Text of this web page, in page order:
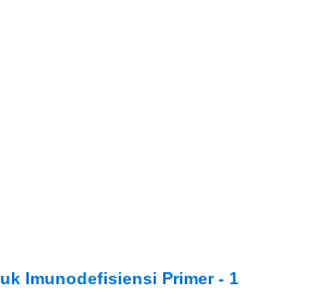
Imunodefisiensi Primer - 1